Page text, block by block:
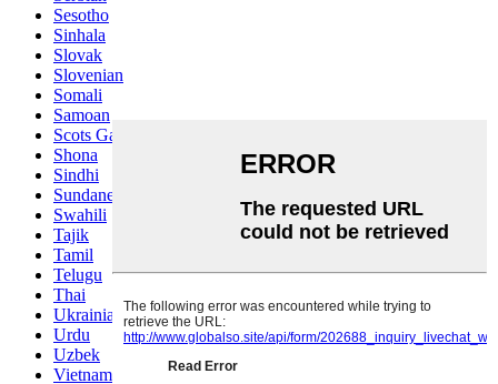
Sesotho
Sinhala
Slovak
Slovenian
Somali
Samoan
Scots Gaelic
Shona
Sindhi
Sundanese
Swahili
Tajik
Tamil
Telugu
Thai
Ukrainian
Urdu
Uzbek
Vietnamese